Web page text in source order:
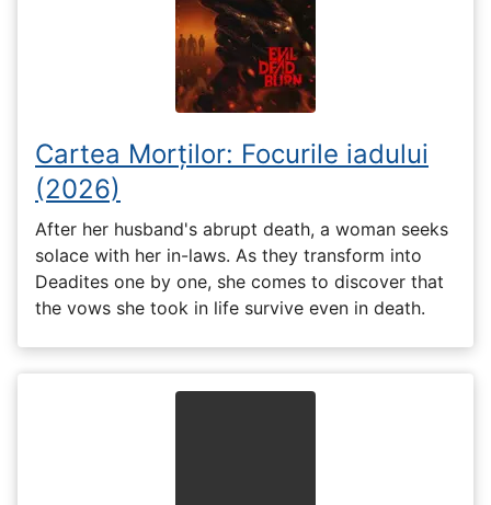
Cartea Morților: Focurile iadului
(2026)
After her husband's abrupt death, a woman seeks
solace with her in-laws. As they transform into
Deadites one by one, she comes to discover that
the vows she took in life survive even in death.